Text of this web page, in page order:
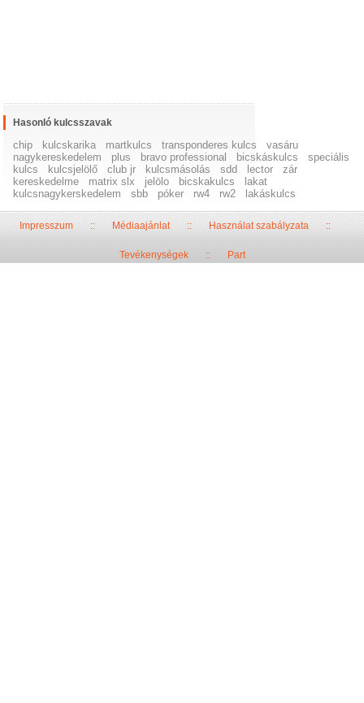
Hasonló kulcsszavak
chip kulcskarika martkulcs transponderes kulcs
vasáru
nagykereskedelem
plus bravo professional bicskáskulcs
speciális
kulcs
kulcsjelölő club jr kulcsmásolás sdd lector
zár
kereskedelme
matrix slx jelölo bicskakulcs
lakat
kulcsnagykerskedelem
sbb póker rw4 rw2 lakáskulcs
Impresszum::Médiaajánlat::Használat szabályzata::
Tevékenységek:: Part